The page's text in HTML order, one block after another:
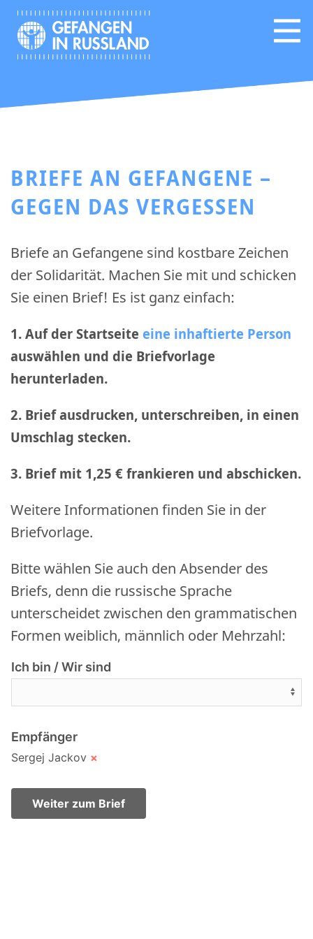
BRIEFE AN GEFANGENE –
GEGEN DAS VERGESSEN
Briefe an Gefangene sind kostbare Zeichen
der Solidarität. Machen Sie mit und schicken
Sie einen Brief! Es ist ganz einfach:
1. Auf der Startseite eine inhaftierte Person
auswählen und die Briefvorlage
herunterladen.
2. Brief ausdrucken, unterschreiben, in einen
Umschlag stecken.
3. Brief mit 1,25 € frankieren und abschicken.
Weitere Informationen finden Sie in der
Briefvorlage.
Bitte wählen Sie auch den Absender des
Briefs, denn die russische Sprache
unterscheidet zwischen den grammatischen
Formen weiblich, männlich oder Mehrzahl:
Ich bin / Wir sind
Empfänger
Sergej Jackov ×
Weiter zum Brief